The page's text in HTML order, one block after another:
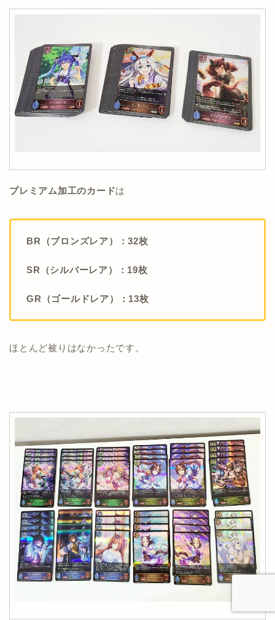
プレミアム加工のカードは
BR（ブロンズレア）：32枚
SR（シルバーレア）：19枚
GR（ゴールドレア）：13枚
ほとんど被りはなかったです。